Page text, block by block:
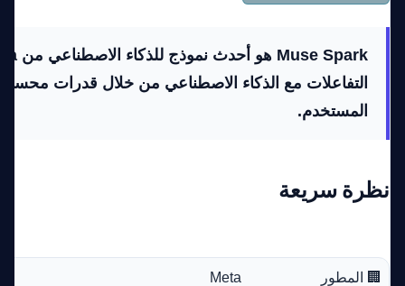
التفاعلات مع الذكاء الاصطناعي من خلال قدرات
المستخدم.
نظرة سريعة
🏢 المطور Meta